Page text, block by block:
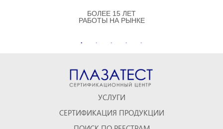
БОЛЕЕ 15 ЛЕТ
РАБОТЫ НА РЫНКЕ
УСЛУГИ
СЕРТИФИКАЦИЯ ПРОДУКЦИИ